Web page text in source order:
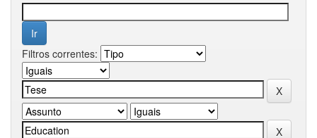
Filtros correntes: